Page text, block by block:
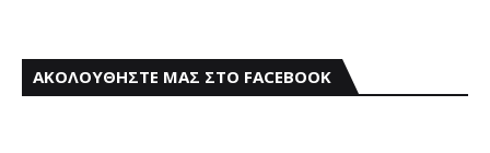
ΑΚΟΛΟΥΘΗΣΤΕ ΜΑΣ ΣΤΟ FACEBOOK